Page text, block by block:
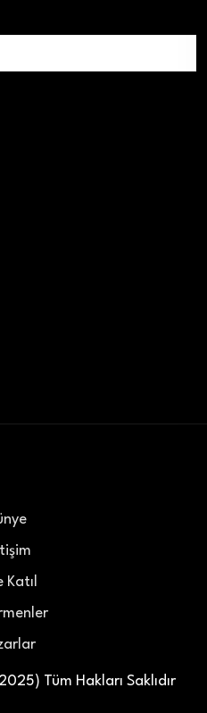
Tüm Hakları Saklıdır
Katıl